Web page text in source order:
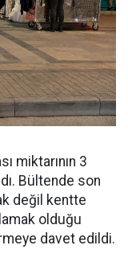
miktarının 3
Bültende son
değil kentte
olduğu
davet edildi.